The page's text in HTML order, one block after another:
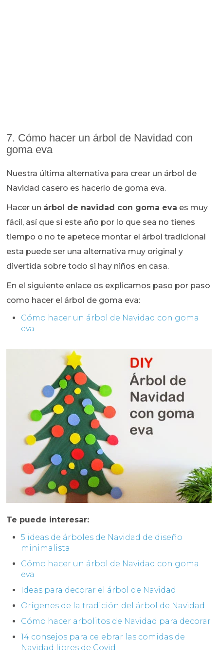
7. Cómo hacer un árbol de Navidad con
goma eva
Nuestra última alternativa para crear un árbol de
Navidad casero es hacerlo de goma eva.
Hacer un árbol de navidad con goma eva es muy
fácil, así que si este año por lo que sea no tienes
tiempo o no te apetece montar el árbol tradicional
esta puede ser una alternativa muy original y
divertida sobre todo si hay niños en casa.
En el siguiente enlace os explicamos paso por paso
como hacer el árbol de goma eva:
Cómo hacer un árbol de Navidad con goma
eva
Te puede interesar:
5 ideas de árboles de Navidad de diseño
minimalista
Cómo hacer un árbol de Navidad con goma
eva
Ideas para decorar el árbol de Navidad
Orígenes de la tradición del árbol de Navidad
Cómo hacer arbolitos de Navidad para decorar
14 consejos para celebrar las comidas de
Navidad libres de Covid